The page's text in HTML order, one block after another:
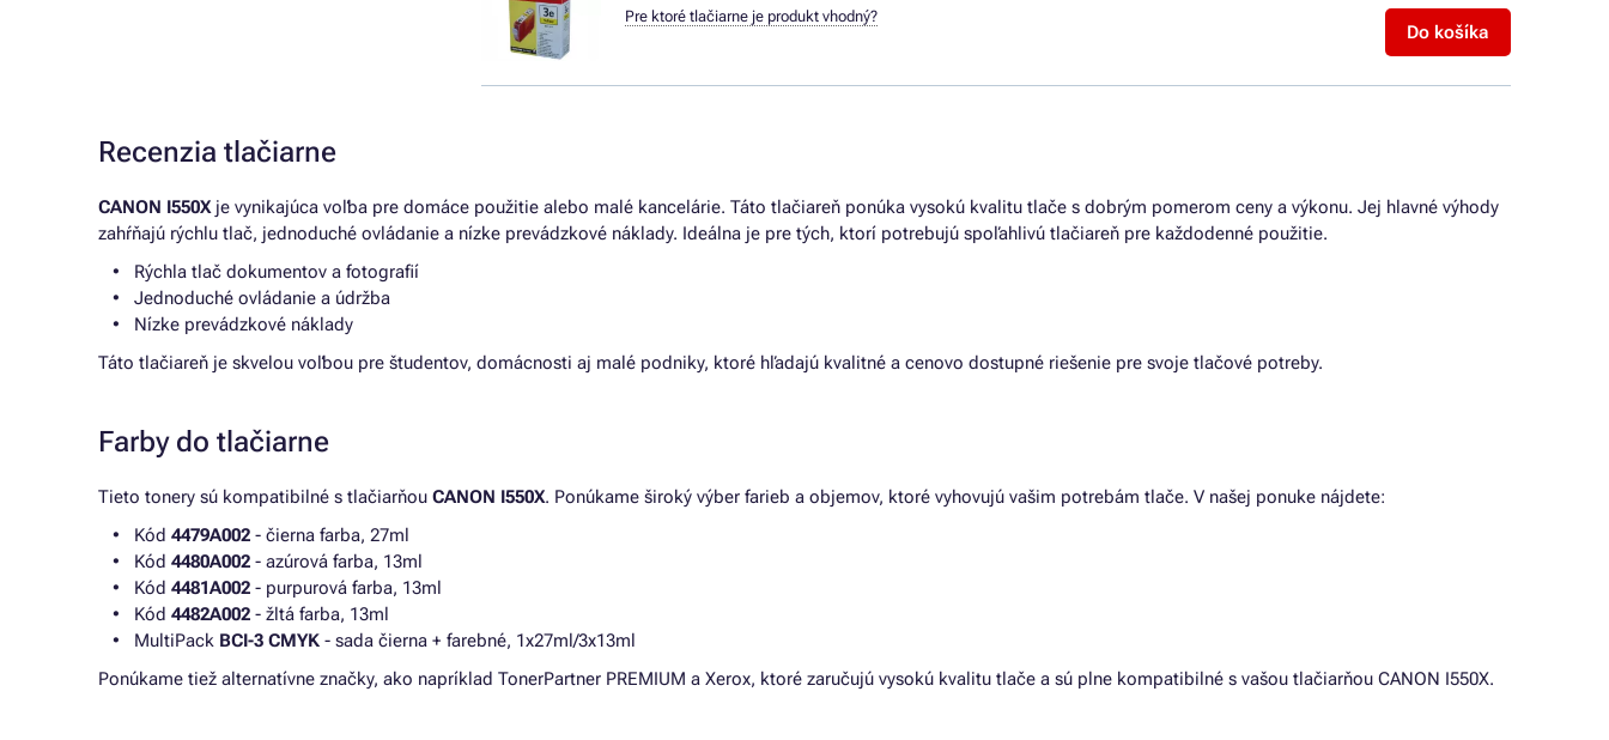
Do košíka
Pre ktoré tlačiarne je produkt vhodný?
Recenzia tlačiarne
CANON I550Xje vynikajúca voľba pre domáce použitie alebo malé kancelárie. Táto tlačiareň ponúka vysokú kvalitu tlače s dobrým pomerom ceny a výkonu. Jej hlavné výhody
zahŕňajú rýchlu tlač, jednoduché ovládanie a nízke prevádzkové náklady. Ideálna je pre tých, ktorí potrebujú spoľahlivú tlačiareň pre každodenné použitie.
Rýchla tlač dokumentov a fotografií
Jednoduché ovládanie a údržba
Nízke prevádzkové náklady
Táto tlačiareň je skvelou voľbou pre študentov, domácnosti aj malé podniky, ktoré hľadajú kvalitné a cenovo dostupné riešenie pre svoje tlačové potreby.
Farby do tlačiarne
Tieto tonery sú kompatibilné s tlačiarňou CANON I550X. Ponúkame široký výber farieb a objemov, ktoré vyhovujú vašim potrebám tlače. V našej ponuke nájdete:
Kód 4479A002 - čierna farba, 27ml
Kód 4480A002 - azúrová farba, 13ml
Kód 4481A002 - purpurová farba, 13ml
Kód 4482A002 - žltá farba, 13ml
MultiPack BCI-3 CMYK - sada čierna + farebné, 1x27ml/3x13ml
Ponúkame tiež alternatívne značky, ako napríklad TonerPartner PREMIUM a Xerox, ktoré zaručujú vysokú kvalitu tlače a sú plne kompatibilné s vašou tlačiarňou CANON I550X.